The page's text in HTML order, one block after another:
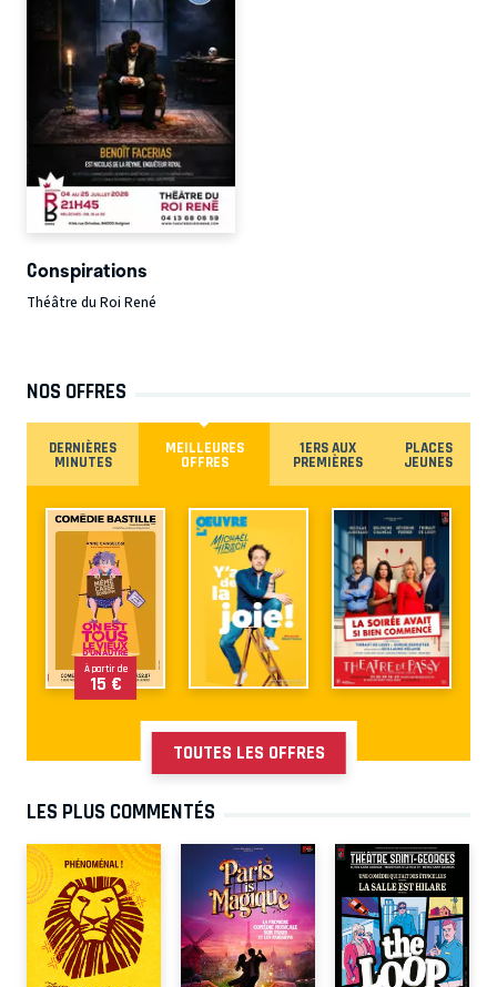
Conspirations
Théâtre du Roi René
NOS OFFRES
DERNIÈRES
MINUTES
MEILLEURES
OFFRES
1ERS AUX
PREMIÈRES
PLACES
JEUNES
À partir de
15 €
TOUTES LES OFFRES
LES PLUS COMMENTÉS